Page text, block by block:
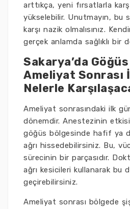
arttıkça, yeni fırsatlarla
yükselebilir. Unutmayın, bu
karşı nazik olmalısınız.
gerçek anlamda sağlıklı bir
Sakarya’da
Ameliyat Sonrası
Nelerle
Ameliyat sonrasındaki ilk
dönemdir. Anestezinin
göğüs bölgesinde hafif ya
ağrı hissedebilirsiniz. Bu,
sürecinin bir parçasıdır.
ağrı kesicileri kullanarak bu
geçirebilirsiniz.
Ameliyat sonrası bölgede